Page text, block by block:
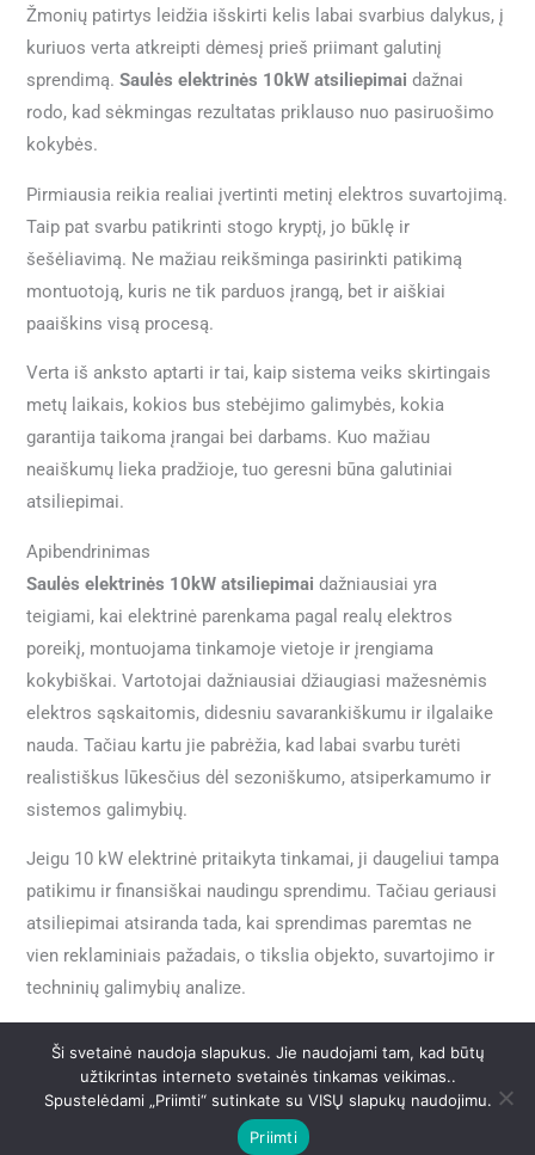
Žmonių patirtys leidžia išskirti kelis labai svarbius dalykus, į
kuriuos verta atkreipti dėmesį prieš priimant galutinį
sprendimą.Saulės elektrinės 10kW atsiliepimai dažnai
rodo, kad sėkmingas rezultatas priklauso nuo pasiruošimo
kokybės.
Pirmiausia reikia realiai įvertinti metinį elektros suvartojimą.
Taip pat svarbu patikrinti stogo kryptį, jo būklę ir
šešėliavimą. Ne mažiau reikšminga pasirinkti patikimą
montuotoją, kuris ne tik parduos įrangą, bet ir aiškiai
paaiškins visą procesą.
Verta iš anksto aptarti ir tai, kaip sistema veiks skirtingais
metų laikais, kokios bus stebėjimo galimybės, kokia
garantija taikoma įrangai bei darbams. Kuo mažiau
neaiškumų lieka pradžioje, tuo geresni būna galutiniai
atsiliepimai.
Apibendrinimas
Saulės elektrinės 10kW atsiliepimai dažniausiai yra
teigiami, kai elektrinė parenkama pagal realų elektros
poreikį, montuojama tinkamoje vietoje ir įrengiama
kokybiškai. Vartotojai dažniausiai džiaugiasi mažesnėmis
elektros sąskaitomis, didesniu savarankiškumu ir ilgalaike
nauda. Tačiau kartu jie pabrėžia, kad labai svarbu turėti
realistiškus lūkesčius dėl sezoniškumo, atsiperkamumo ir
sistemos galimybių.
Jeigu 10 kW elektrinė pritaikyta tinkamai, ji daugeliui tampa
patikimu ir finansiškai naudingu sprendimu. Tačiau geriausi
atsiliepimai atsiranda tada, kai sprendimas paremtas ne
vien reklaminiais pažadais, o tikslia objekto, suvartojimo ir
techninių galimybių analize.
Ankstesnis Įrašas Kitas Įrašas
Ši svetainė naudoja slapukus. Jie naudojami tam, kad būtų
užtikrintas interneto svetainės tinkamas veikimas..
Spustelėdami „Priimti“ sutinkate su VISŲ slapukų naudojimu.
Priimti